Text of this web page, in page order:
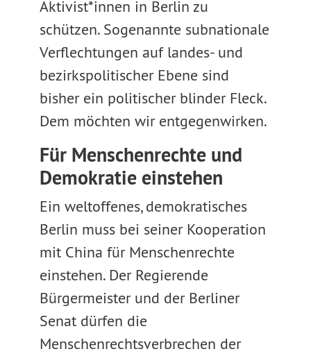
Aktivist*innen in Berlin zu
schützen. Sogenannte subnationale
Verflechtungen auf landes- und
bezirkspolitischer Ebene sind
bisher ein politischer blinder Fleck.
Dem möchten wir entgegenwirken.
Für Menschenrechte und
Demokratie einstehen
Ein weltoffenes, demokratisches
Berlin muss bei seiner Kooperation
mit China für Menschenrechte
einstehen. Der Regierende
Bürgermeister und der Berliner
Senat dürfen die
Menschenrechtsverbrechen der